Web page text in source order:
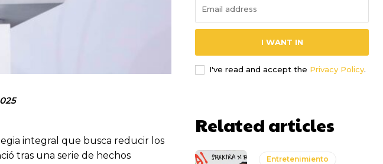
integral que busca reducir los
tras una serie de hechos
I WANT IN
I've read and accept the Privacy Policy.
Related articles
Entretenimiento